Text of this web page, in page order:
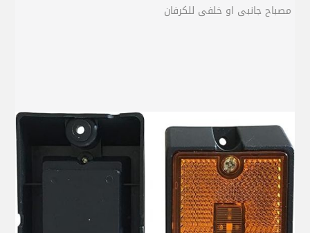
مصباح جانبى او خلفى للكرفان